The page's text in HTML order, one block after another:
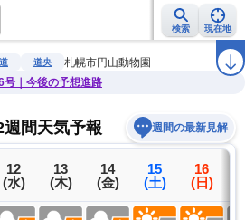
検索 現在地
地震情報 警報・注意報 ラ
道央
札幌市円山動物園
号｜今後の予想進路
間天気予報 週間の最新見解
12
(水)
13
(木)
14
(金)
15
(土)
16
(日)